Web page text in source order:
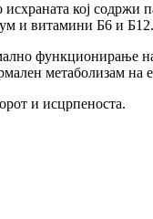
исхраната кој содржи
и витамини Б6 и Б12.
функционирање
метаболизам на
и исцрпеноста.